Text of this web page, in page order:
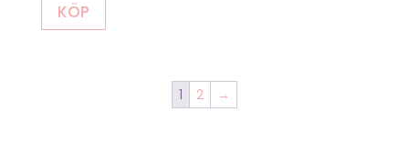
KÖP
1 2 →